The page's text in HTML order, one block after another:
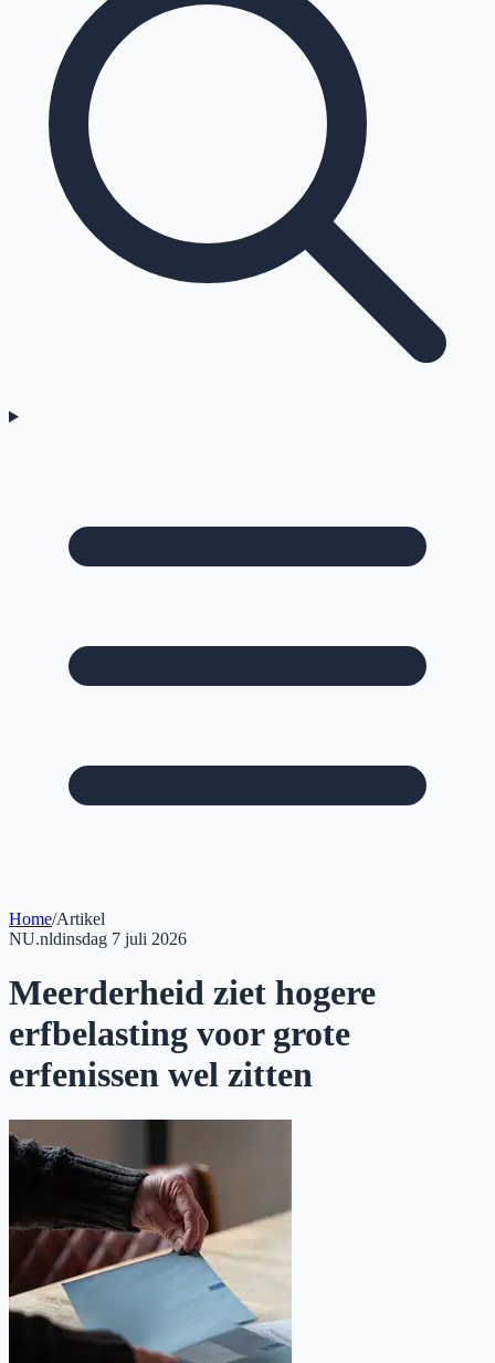
Home/Artikel
NU.nldinsdag 7 juli 2026
Meerderheid ziet hogere
erfbelasting voor grote
erfenissen wel zitten